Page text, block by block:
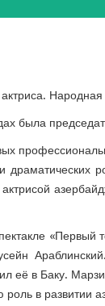
была
и
актрисой
«Первый
её в Баку.
в развитии